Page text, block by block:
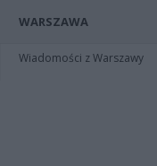
WARSZAWA
Wiadomości z Warszawy